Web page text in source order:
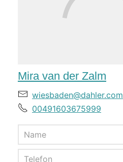
Mira van der Zalm
wiesbaden@dahler.com
00491603675999